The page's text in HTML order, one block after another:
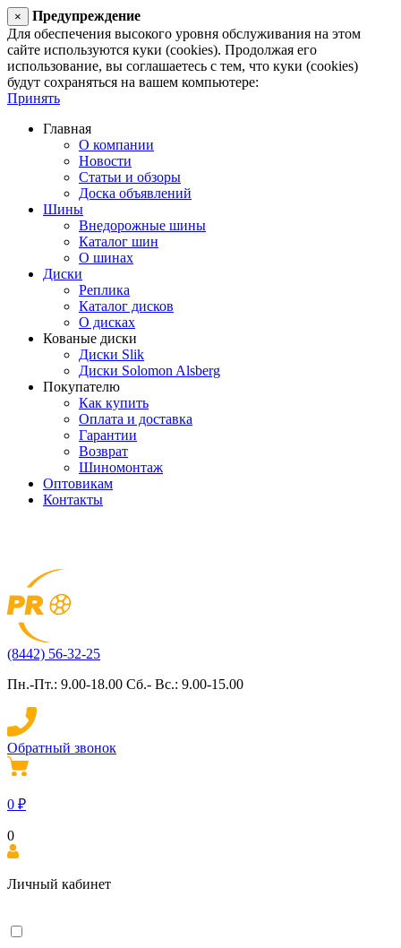
×
Предупреждение
Для обеспечения высокого уровня обслуживания на этом
сайте используются куки (cookies). Продолжая его
использование, вы соглашаетесь с тем, что куки (cookies)
будут сохраняться на вашем компьютере:
Принять
Главная
О компании
Новости
Статьи и обзоры
Доска объявлений
Шины
Внедорожные шины
Каталог шин
О шинах
Диски
Реплика
Каталог дисков
О дисках
Кованые диски
Диски Slik
Диски Solomon Alsberg
Покупателю
Как купить
Оплата и доставка
Гарантии
Возврат
Шиномонтаж
Оптовикам
Контакты
(8442) 56-32-25
Пн.-Пт.: 9.00-18.00 Сб.- Вс.: 9.00-15.00
Обратный звонок
0 ₽
0
Личный кабинет